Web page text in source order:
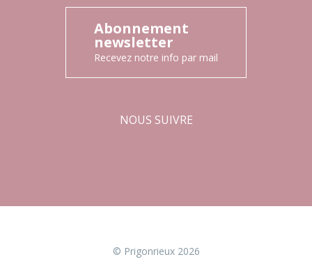
Abonnement
newsletter
Recevez notre info par mail
NOUS SUIVRE
© Prigonrieux 2026